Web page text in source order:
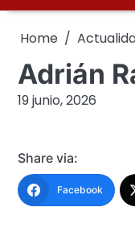
Home
Adrián
19 junio, 2026
Share via:
Facebook